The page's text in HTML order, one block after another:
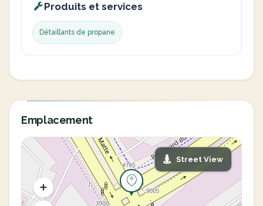
Produits et services
Détaillants de propane
Emplacement
Street View